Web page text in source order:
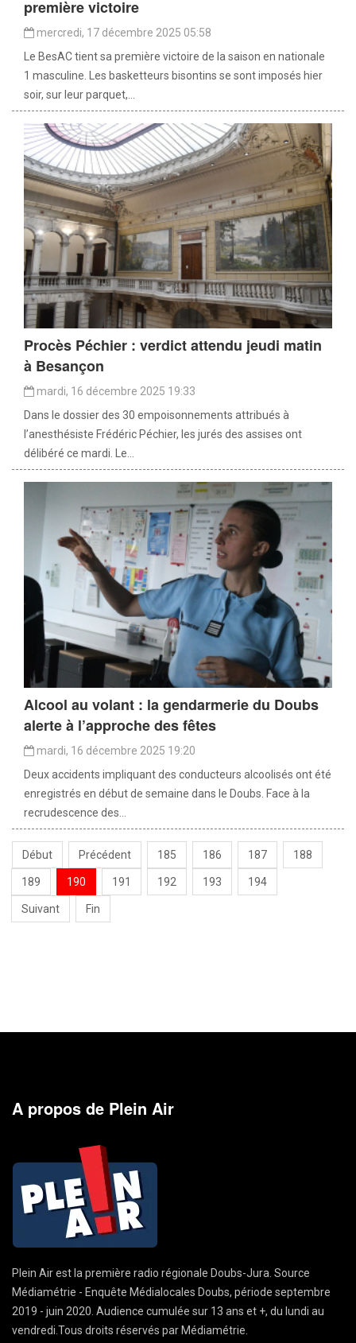
première victoire
mercredi, 17 décembre 2025 05:58
Le BesAC tient sa première victoire de la saison en nationale
1 masculine. Les basketteurs bisontins se sont imposés hier
soir, sur leur parquet,...
Procès Péchier : verdict attendu jeudi matin
à Besançon
mardi, 16 décembre 2025 19:33
Dans le dossier des 30 empoisonnements attribués à
l’anesthésiste Frédéric Péchier, les jurés des assises ont
délibéré ce mardi. Le...
Alcool au volant : la gendarmerie du Doubs
alerte à l’approche des fêtes
mardi, 16 décembre 2025 19:20
Deux accidents impliquant des conducteurs alcoolisés ont été
enregistrés en début de semaine dans le Doubs. Face à la
recrudescence des...
Début Précédent 185 186 187 188
189 190 191 192 193 194
Suivant Fin
A propos de Plein Air
Plein Air est la première radio régionale Doubs-Jura. Source
Médiamétrie - Enquête Médialocales Doubs, période septembre
2019 - juin 2020. Audience cumulée sur 13 ans et +, du lundi au
vendredi.Tous droits réservés par Médiamétrie.